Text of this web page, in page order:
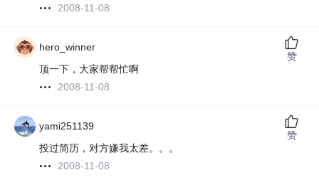
2008-11-08
hero_winner
顶一下，大家帮帮忙啊
2008-11-08
赞
yami251139
投过简历，对方嫌我太差。。。
2008-11-08
赞